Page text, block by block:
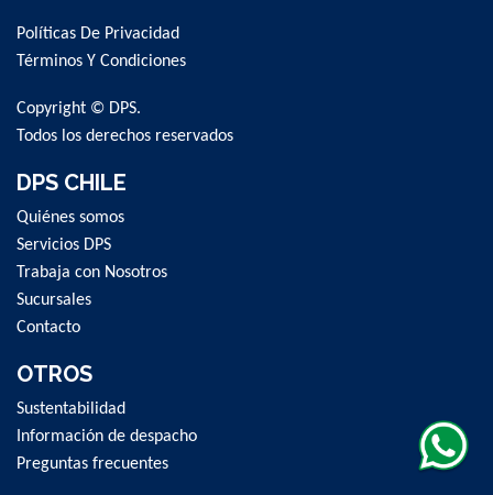
Our
Newsletter:
Políticas De Privacidad
Términos Y Condiciones
Copyright © DPS.
Todos los derechos reservados
DPS CHILE
Quiénes somos
Servicios DPS
Trabaja con Nosotros
Sucursales
Contacto
OTROS
Sustentabilidad
Información de despacho
Preguntas frecuentes